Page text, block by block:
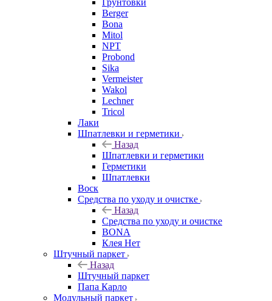
Грунтовки
Berger
Bona
Mitol
NPT
Probond
Sika
Vermeister
Wakol
Lechner
Tricol
Лаки
Шпатлевки и герметики
Назад
Шпатлевки и герметики
Герметики
Шпатлевки
Воск
Средства по уходу и очистке
Назад
Средства по уходу и очистке
BONA
Клея Нет
Штучный паркет
Назад
Штучный паркет
Папа Карло
Модульный паркет